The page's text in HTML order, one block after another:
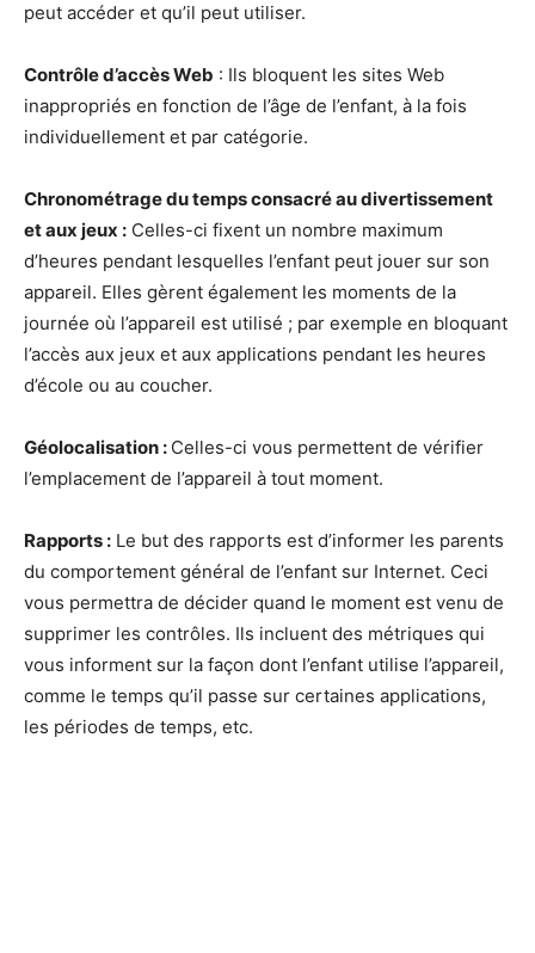
peut accéder et qu’il peut utiliser.
Contrôle d’accès Web : Ils bloquent les sites Web
inappropriés en fonction de l’âge de l’enfant, à la fois
individuellement et par catégorie.
Chronométrage du temps consacré au divertissement
et aux jeux : Celles-ci fixent un nombre maximum
d’heures pendant lesquelles l’enfant peut jouer sur son
appareil. Elles gèrent également les moments de la
journée où l’appareil est utilisé ; par exemple en bloquant
l’accès aux jeux et aux applications pendant les heures
d’école ou au coucher.
Géolocalisation : Celles-ci vous permettent de vérifier
l’emplacement de l’appareil à tout moment.
Rapports : Le but des rapports est d’informer les parents
du comportement général de l’enfant sur Internet. Ceci
vous permettra de décider quand le moment est venu de
supprimer les contrôles. Ils incluent des métriques qui
vous informent sur la façon dont l’enfant utilise l’appareil,
comme le temps qu’il passe sur certaines applications,
les périodes de temps, etc.